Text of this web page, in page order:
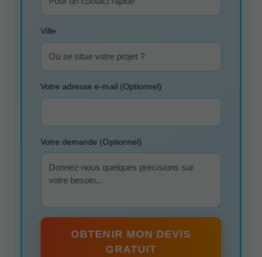
Ville
Votre adresse e-mail (Optionnel)
Votre demande (Optionnel)
OBTENIR MON DEVIS
GRATUIT